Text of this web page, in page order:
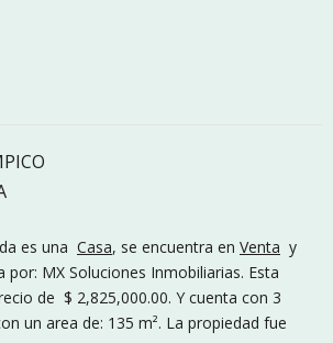
es una Casa, se encuentra en Venta y
por: MX Soluciones Inmobiliarias. Esta
de $ 2,825,000.00. Y cuenta con 3
un area de: 135 m². La propiedad fue